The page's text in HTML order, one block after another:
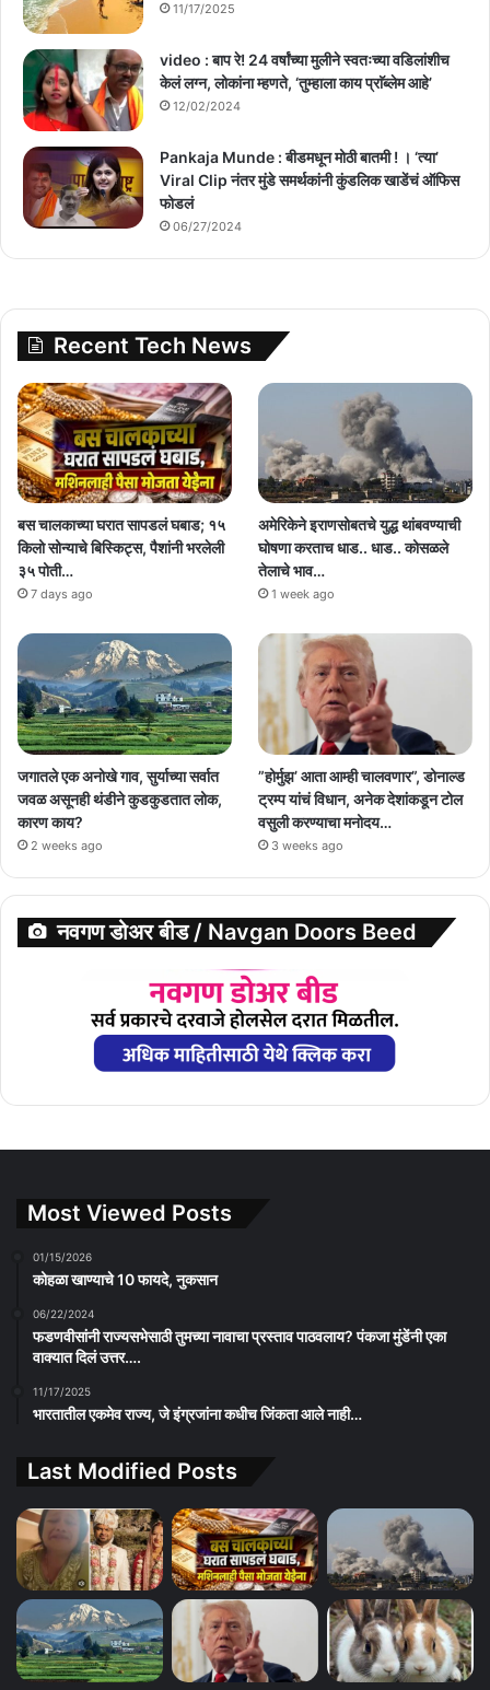
11/17/2025
video : बाप रे! 24 वर्षांच्या मुलीने स्वतःच्या वडिलांशीच
केलं लग्न, लोकांना म्हणते, ‘तुम्हाला काय प्राॅब्लेम आहे’
12/02/2024
Pankaja Munde : बीडमधून मोठी बातमी ! । ‘त्या’
Viral Clip नंतर मुंडे समर्थकांनी कुंडलिक खाडेंचं ऑफिस
फोडलं
06/27/2024
Recent Tech News
बस चालकाच्या घरात सापडलं घबाड; १५
किलो सोन्याचे बिस्किट्स, पैशांनी भरलेली
३५ पोती…
7 days ago
अमेरिकेने इराणसोबतचे युद्ध थांबवण्याची
घोषणा करताच धाड.. धाड.. कोसळले
तेलाचे भाव…
1 week ago
जगातले एक अनोखे गाव, सुर्याच्या सर्वात
जवळ असूनही थंडीने कुडकुडतात लोक,
कारण काय?
2 weeks ago
”होर्मुझ’ आता आम्ही चालवणार”, डोनाल्ड
ट्रम्प यांचं विधान, अनेक देशांकडून टोल
वसुली करण्याचा मनोदय…
3 weeks ago
नवगण डोअर बीड / Navgan Doors Beed
Most Viewed Posts
01/15/2026
कोहळा खाण्याचे 10 फायदे, नुकसान
06/22/2024
फडणवीसांनी राज्यसभेसाठी तुमच्या नावाचा प्रस्ताव पाठवलाय? पंकजा मुंडेंनी एका
वाक्यात दिलं उत्तर….
11/17/2025
भारतातील एकमेव राज्य, जे इंग्रजांना कधीच जिंकता आले नाही…
Last Modified Posts